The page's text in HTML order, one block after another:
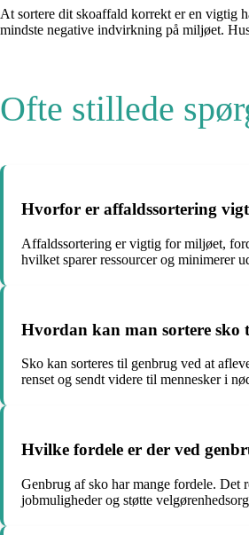
At sortere dit skoaffald korrekt er en vigtig
mindste negative indvirkning på miljøet.
Ofte stillede
Hvorfor er affaldssortering
Affaldssortering er vigtig for miljøet,
hvilket sparer ressourcer og minimerer
Hvordan kan man sortere sko
Sko kan sorteres til genbrug ved at
renset og sendt videre til mennesker i
Hvilke fordele er der ved
Genbrug af sko har mange fordele. Det
jobmuligheder og støtte